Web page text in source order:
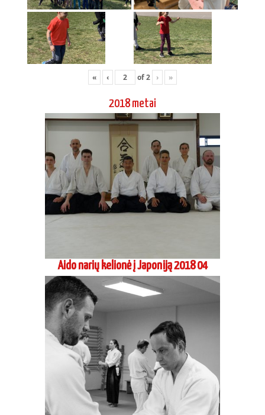
Vadimo Gračiovo, 6 dan Koinobori dodzio
atestacinis seminaras 2018 04
Jaunimo Aikido stovykla 2018